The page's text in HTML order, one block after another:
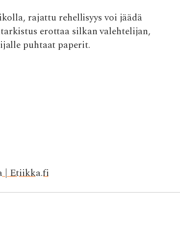
rajattu rehellisyys voi jäädä
erottaa silkan valehtelijan,
puhtaat paperit.
| Etiikka.fi